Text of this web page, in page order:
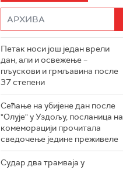
Петак носи још један врели
дан, али и освежење –
пљускови и грмљавина после
37 степени
Сећање на убијене дан после
"Олује" у Уздољу, посланица на
комеморацији прочитала
сведочење једине преживеле
Судар два трамваја у